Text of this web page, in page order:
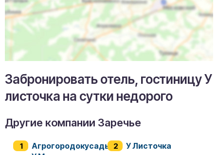
Забронировать отель, гостиницу У
листочка на сутки недорого
Другие компании Заречье
Агрогородокусадьба
У Листочка